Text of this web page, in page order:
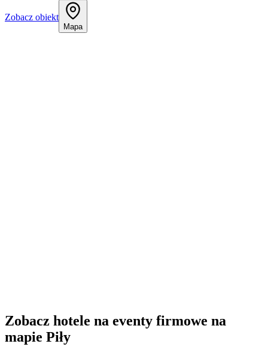
Zobacz obiekt
Mapa
Zobacz hotele na eventy firmowe na
mapie Piły